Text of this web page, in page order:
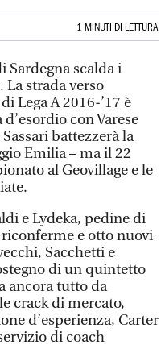
1 MINUTI DI LETTURA
Sardegna scalda i
strada verso
Lega A 2016-’17 è
con Varese
battezzerà la
Emilia – ma il 22
al Geovillage e le
e Lydeka, pedine di
e otto nuovi
Sacchetti e
di un quintetto
ancora tutto da
crack di mercato,
d’esperienza, Carter
di coach